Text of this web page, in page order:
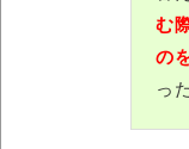
む
の
っ